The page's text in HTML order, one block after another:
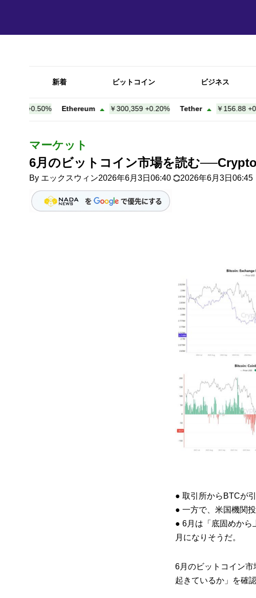
新着 ビットコイン ビジネス
0.49% Ethereum ￥300,352+0.19% Tether ￥156.88+0.01%
マーケット
6月のビットコイン市場を読む
By エックスウィン2026年6月3日06:40 2026年6月3日06:45
● 取引所からBTCが
● 一方で、米国機関
● 6月は「底固めから
月になりそうだ。
6月のビットコイン
起きているか」を確